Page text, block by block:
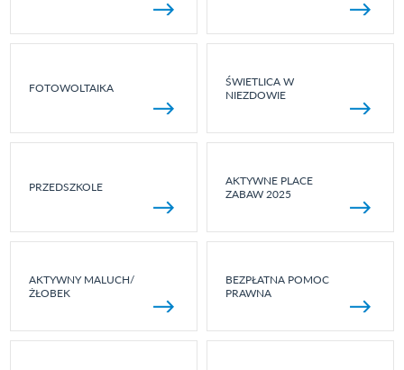
FOTOWOLTAIKA
ŚWIETLICA W
NIEZDOWIE
PRZEDSZKOLE
AKTYWNE PLACE
ZABAW 2025
AKTYWNY MALUCH/
ŻŁOBEK
BEZPŁATNA POMOC
PRAWNA